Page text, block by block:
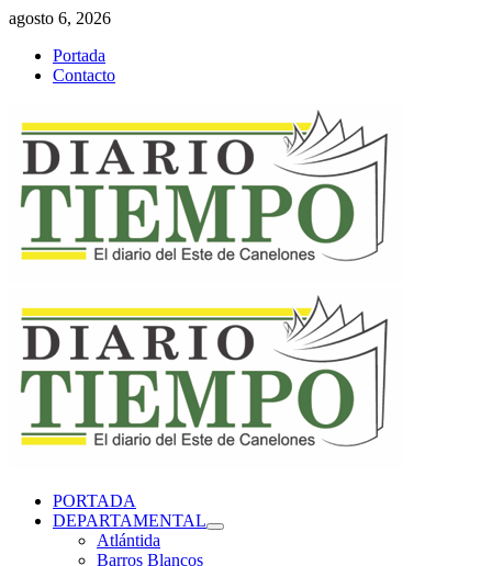
Saltar
contenido
agosto 6, 2026
Portada
Contacto
primario
PORTADA
DEPARTAMENTAL
Atlántida
Barros Blancos